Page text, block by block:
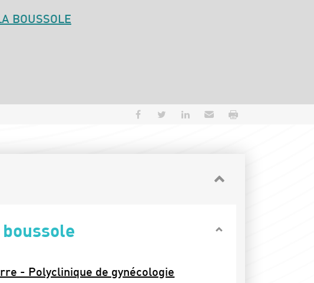
BOUSSOLE
Partager sur Facebook
Partager sur Twitter
Partager sur LinkedIn
Envoyer par e-mail
boussole
- Polyclinique de gynécologie